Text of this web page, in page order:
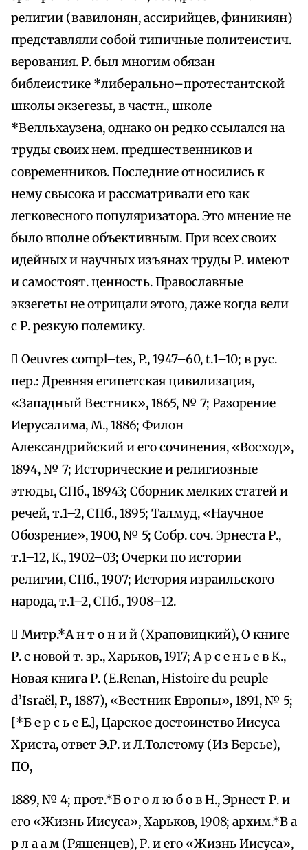
религии (вавилонян, ассирийцев, финикиян)
представляли собой типичные политеистич.
верования. Р. был многим обязан
библеистике *либерально–протестантской
школы экзегезы, в частн., школе
*Велльхаузена, однако он редко ссылался на
труды своих нем. предшественников и
современников. Последние относились к
нему свысока и рассматривали его как
легковесного популяризатора. Это мнение не
было вполне объективным. При всех своих
идейных и научных изъянах труды Р. имеют
и самостоят. ценность. Православные
экзегеты не отрицали этого, даже когда вели
с Р. резкую полемику.
 Oeuvres соmрl–tеs, P., 1947–60, t.1–10; в рус.
пер.: Древняя египетская цивилизация,
«Западный Вестник», 1865, № 7; Разорение
Иерусалима, М., 1886; Филон
Александрийский и его сочинения, «Восход»,
1894, № 7; Исторические и религиозные
этюды, СПб., 18943; Сборник мелких статей и
речей, т.1–2, СПб., 1895; Талмуд, «Научное
Обозрение», 1900, № 5; Собр. соч. Эрнеста Р.,
т.1–12, К., 1902–03; Очерки по истории
религии, СПб., 1907; История израильского
народа, т.1–2, СПб., 1908–12.
 Митр.*A н т о н и й (Храповицкий), О книге
Р. с новой т. зр., Харьков, 1917; А р с е н ь е в К.,
Новая книга Р. (E.Renan, Histoire du peuple
d’Israёl, P., 1887), «Вестник Европы», 1891, № 5;
[*Б е р с ь е Е.], Царское достоинство Иисуса
Христа, ответ Э.Р. и Л.Толстому (Из Берсье),
ПО,
1889, № 4; прот.*Б о г о л ю б о в Н., Эрнест Р. и
его «Жизнь Иисуса», Харьков, 1908; архим.*В а
р л а а м (Ряшенцев), Р. и его «Жизнь Иисуса»,